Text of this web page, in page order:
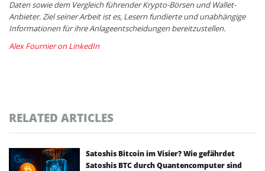
Daten sowie dem Vergleich führender Krypto-Börsen und Wallet-
Anbieter. Ziel seiner Arbeit ist es, Lesern fundierte und unabhängige
Informationen für ihre Anlageentscheidungen bereitzustellen.
Alex Fournier on LinkedIn
RELATED ARTICLES
Satoshis Bitcoin im Visier? Wie gefährdet
Satoshis BTC durch Quantencomputer sind